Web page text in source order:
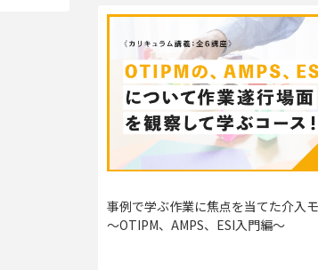
事例で学ぶ作業に焦点を当てた介入
〜OTIPM、AMPS、ESI入門編〜